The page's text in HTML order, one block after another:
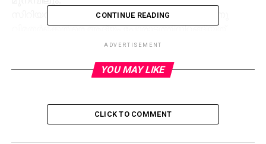
സിറിയന്‍ സര്‍ക്കാരിനൊപ്പം അമേരിക്കയായിരുന്നു
വിമതര്‍ക്കെതിരെ ആദ്യം പോരാട്ടത്തിനിറങ്ങിയത്.
എന്നാല്‍, യു.എസിന്റെ ഗൂഢ ലക്ഷ്യം തിരിച്ചറിഞ്ഞ
റഷ്യയാണ് സര്‍ക്കാരിനെ മുന്നില്‍ നിന്നു നയിക്കുന്നത്.
സിറിയന്‍ സര്‍ക്കാരിന്റെ പിന്തുണയോടെയായിരുന്നു
ഈ സൈനിക നടപടികള്‍. ആലപ്പോ നഗരം
CONTINUE READING
ADVERTISEMENT
YOU MAY LIKE
CLICK TO COMMENT